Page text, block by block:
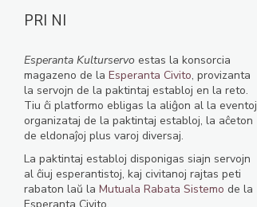
PRI NI
Esperanta Kulturservo estas la konsorcia
magazeno de la Esperanta Civito, provizanta
la servojn de la paktintaj establoj en la reto.
Tiu ĉi platformo ebligas la aliĝon al la eventoj
organizataj de la paktintaj establoj, la aĉeton
de eldonaĵoj plus varoj diversaj.
La paktintaj establoj disponigas siajn servojn
al ĉiuj esperantistoj, kaj civitanoj rajtas peti
rabaton laŭ la Mutuala Rabata Sistemo de la